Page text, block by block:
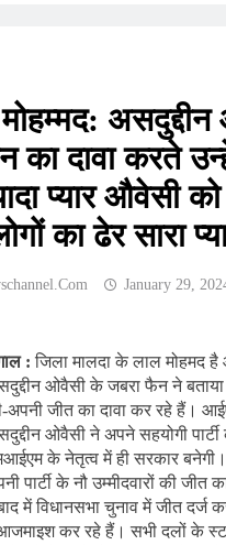
का दावा करते
प्यार औवेसी
का ढेर सारा
January 29,
: जिला मालदा के लाल मोहमद
ओवैसी के जबरा फैन ने बताया
अपनी जीत का दावा कर रहे हैं।
ओवैसी ने अपने सहयोगी
के नेतृत्व में ही सरकार
पार्टी के नौ उम्मीदवारों की जीत
में विधानसभा चुनाव में जीत दर्ज
कर रहे हैं। सभी दलों के